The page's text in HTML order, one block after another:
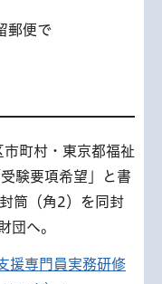
郵便で
町村・東京都福祉
験要項希望」と書
筒（角2）を同封
団へ。
援専門員実務研修